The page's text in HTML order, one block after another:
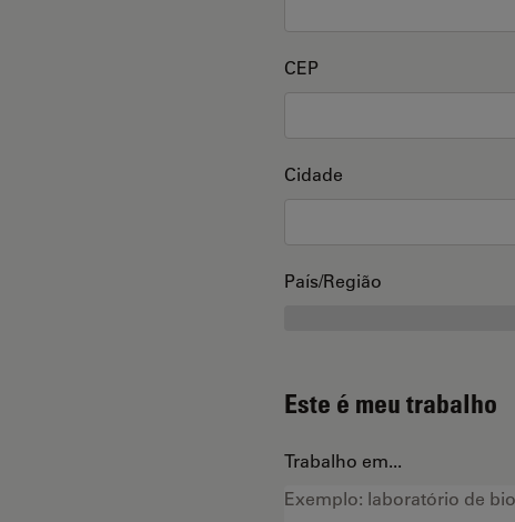
CEP
Cidade
País/Região
Este é meu trabalho
Trabalho em...